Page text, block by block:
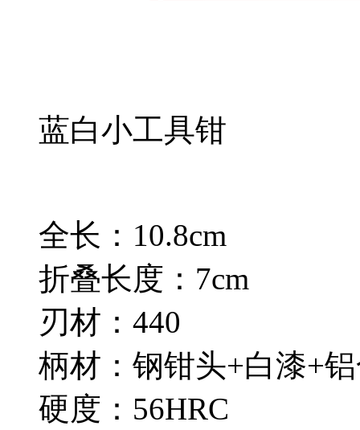
蓝白小工具钳
全长：10.8cm
折叠长度：7cm
刃材：440
柄材：钢钳头+白漆+
硬度：56HRC